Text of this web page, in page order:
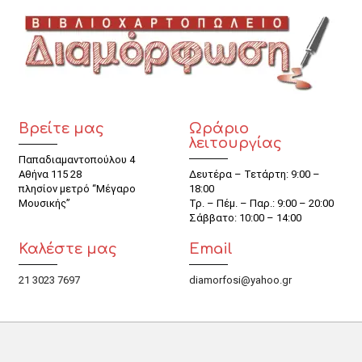
Βρείτε μας
Παπαδιαμαντοπούλου 4
Αθήνα 115 28
πλησίον μετρό “Μέγαρο
Μουσικής”
Ωράριο
λειτουργίας
Δευτέρα – Τετάρτη: 9:00 –
18:00
Τρ. – Πέμ. – Παρ.: 9:00 – 20:00
Σάββατο: 10:00 – 14:00
Καλέστε μας
21 3023 7697
Email
diamorfosi@yahoo.gr